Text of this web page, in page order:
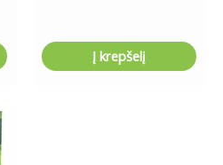
Į krepšelį